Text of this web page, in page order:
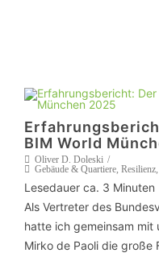
BIM World
Oliver D. Doleski
Gebäude & Quartiere, Resilienz,
Lesedauer ca. 3 Minuten
Als Vertreter des
hatte ich gemeinsam mit
Mirko de Paoli die große